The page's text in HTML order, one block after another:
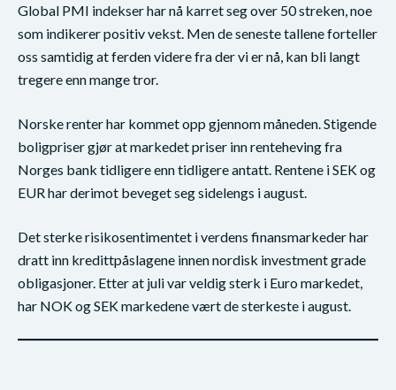
Global PMI indekser har nå karret seg over 50 streken, noe
som indikerer positiv vekst. Men de seneste tallene forteller
oss samtidig at ferden videre fra der vi er nå, kan bli langt
tregere enn mange tror.
Norske renter har kommet opp gjennom måneden. Stigende
boligpriser gjør at markedet priser inn renteheving fra
Norges bank tidligere enn tidligere antatt. Rentene i SEK og
EUR har derimot beveget seg sidelengs i august.
Det sterke risikosentimentet i verdens finansmarkeder har
dratt inn kredittpåslagene innen nordisk investment grade
obligasjoner. Etter at juli var veldig sterk i Euro markedet,
har NOK og SEK markedene vært de sterkeste i august.